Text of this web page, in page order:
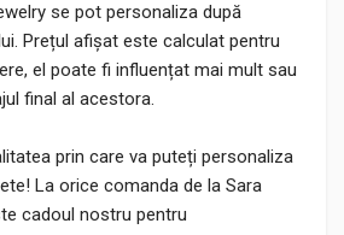
se pot personaliza după
Prețul afișat este calculat pentru
el poate fi influențat mai mult sau
final al acestora.
prin care va puteți personaliza
La orice comanda de la Sara
cadoul nostru pentru